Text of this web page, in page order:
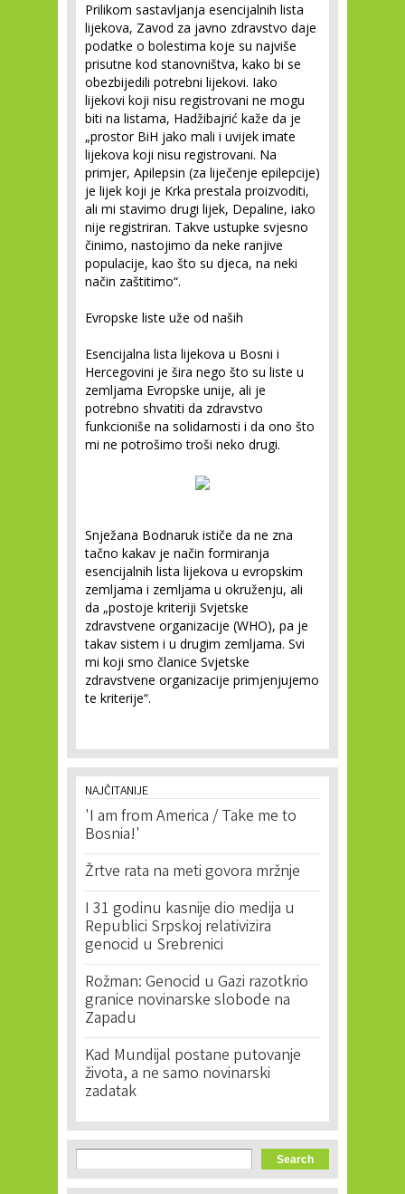
Prilikom sastavljanja esencijalnih lista
lijekova, Zavod za javno zdravstvo daje
podatke o bolestima koje su najviše
prisutne kod stanovništva, kako bi se
obezbijedili potrebni lijekovi. Iako
lijekovi koji nisu registrovani ne mogu
biti na listama, Hadžibajrić kaže da je
„prostor BiH jako mali i uvijek imate
lijekova koji nisu registrovani. Na
primjer, Apilepsin (za liječenje epilepcije)
je lijek koji je Krka prestala proizvoditi,
ali mi stavimo drugi lijek, Depaline, iako
nije registriran. Takve ustupke svjesno
činimo, nastojimo da neke ranjive
populacije, kao što su djeca, na neki
način zaštitimo“.
Evropske liste uže od naših
Esencijalna lista lijekova u Bosni i
Hercegovini je šira nego što su liste u
zemljama Evropske unije, ali je
potrebno shvatiti da zdravstvo
funkcioniše na solidarnosti i da ono što
mi ne potrošimo troši neko drugi.
Snježana Bodnaruk ističe da ne zna
tačno kakav je način formiranja
esencijalnih lista lijekova u evropskim
zemljama i zemljama u okruženju, ali
da „postoje kriteriji Svjetske
zdravstvene organizacije (WHO), pa je
takav sistem i u drugim zemljama. Svi
mi koji smo članice Svjetske
zdravstvene organizacije primjenjujemo
te kriterije“.
NAJČITANIJE
'I am from America / Take me to
Bosnia!'
Žrtve rata na meti govora mržnje
I 31 godinu kasnije dio medija u
Republici Srpskoj relativizira
genocid u Srebrenici
Rožman: Genocid u Gazi razotkrio
granice novinarske slobode na
Zapadu
Kad Mundijal postane putovanje
života, a ne samo novinarski
zadatak
Search form
Search